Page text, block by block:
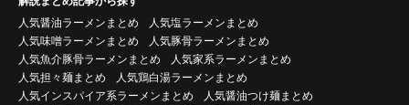
人気醤油ラーメンまとめ
人気塩ラーメンまとめ
人気味噌ラーメンまとめ
人気豚骨ラーメンまとめ
人気魚介豚骨ラーメンまとめ
人気家系ラーメンまとめ
人気担々麺まとめ
人気鶏白湯ラーメンまとめ
人気インスパイア系ラーメンまとめ
人気醤油つけ麺まとめ